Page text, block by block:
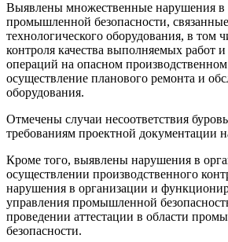
Выявлены множественные нарушения в
промышленной безопасности,
технологического оборудования, в том
контроля качества выполняемых работ
операций на опасном
осуществление планового ремонта и
оборудования.
Отмечены случаи несоответствия
требованиям проектной документации
Кроме того, выявлены нарушения в
осуществлении производственного
нарушения в организации и
управления промышленной
проведении аттестации в области
безопасности.